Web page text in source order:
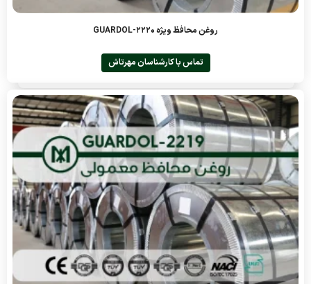
روغن محافظ ویژه GUARDOL-2220
تماس با کارشناسان مهرتاش